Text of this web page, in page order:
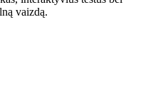
vaizdą.